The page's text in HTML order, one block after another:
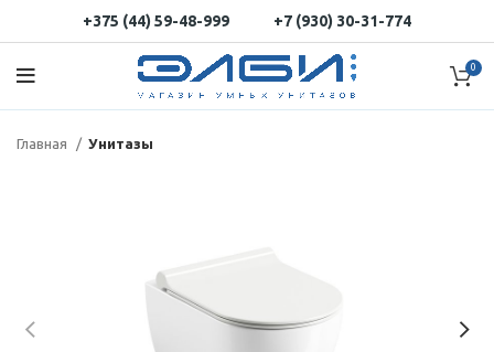
+375 (44) 59-48-999 +7 (930) 30-31-774
0
Главная Унитазы